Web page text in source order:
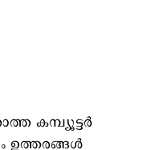
കമ്പ്യൂട്ടർ
ഉത്തരങ്ങൾ